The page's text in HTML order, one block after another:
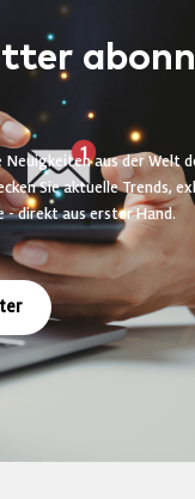
Neuigkeiten aus der Welt
Sie aktuelle Trends,
- direkt aus erster Hand.